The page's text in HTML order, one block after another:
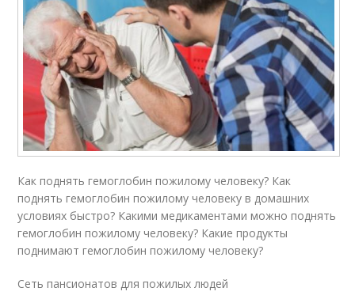
Как поднять гемоглобин пожилому человеку? Как
поднять гемоглобин пожилому человеку в домашних
условиях быстро? Какими медикаментами можно поднять
гемоглобин пожилому человеку? Какие продукты
поднимают гемоглобин пожилому человеку?
Сеть пансионатов для пожилых людей